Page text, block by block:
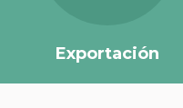
Exportación